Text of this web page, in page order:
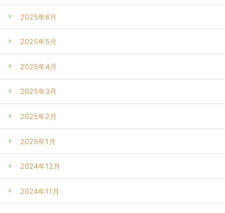
2025年6月
2025年5月
2025年4月
2025年3月
2025年2月
2025年1月
2024年12月
2024年11月